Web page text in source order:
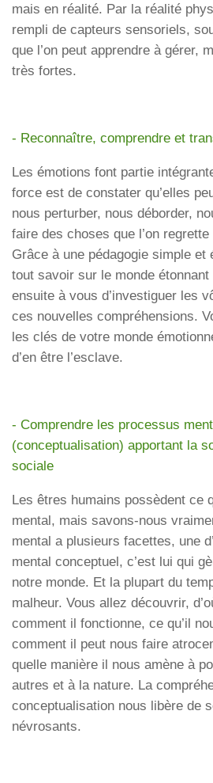
mais en réalité. Par la réalité
rempli de capteurs sensoriels,
que l’on peut apprendre à gérer,
très fortes.
- Reconnaître, comprendre et
Les émotions font partie
force est de constater qu’elles
nous perturber, nous déborder,
faire des choses que l’on
Grâce à une pédagogie simple et
tout savoir sur le monde
ensuite à vous d’investiguer les
ces nouvelles compréhensions.
les clés de votre monde
d’en être l’esclave.
- Comprendre les processus
(conceptualisation) apportant la
sociale
Les êtres humains possèdent ce
mental, mais savons-nous
mental a plusieurs facettes, une
mental conceptuel, c’est lui qui
notre monde. Et la plupart du
malheur. Vous allez découvrir,
comment il fonctionne, ce qu’il
comment il peut nous faire
quelle manière il nous amène à
autres et à la nature. La
conceptualisation nous libère de
névrosants.